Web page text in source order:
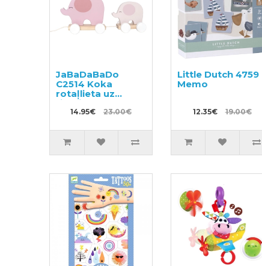
JaBaDaBaDo
C2514 Koka
rotaļlieta uz
riteņiem
14.95€ 23.00€
Little Dutch 4759
Memo
12.35€ 19.00€